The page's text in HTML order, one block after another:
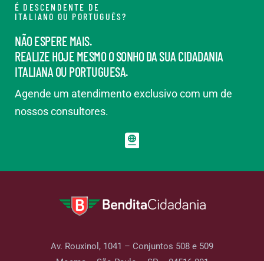
É DESCENDENTE DE
ITALIANO OU PORTUGUÊS?
NÃO ESPERE MAIS.
REALIZE HOJE MESMO O SONHO DA SUA CIDADANIA
ITALIANA OU PORTUGUESA.
Agende um atendimento exclusivo com um de
nossos consultores.
Av. Rouxinol, 1041 – Conjuntos 508 e 509